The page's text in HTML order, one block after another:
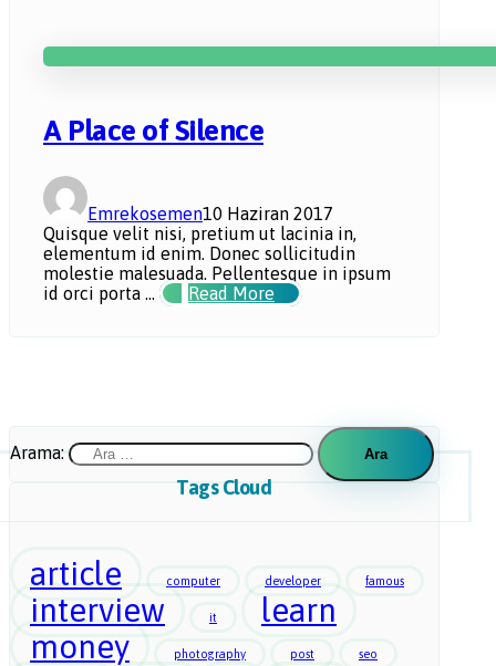
A Place of Silence
Emrekosemen10 Haziran 2017
Quisque velit nisi, pretium ut lacinia in,
elementum id enim. Donec sollicitudin
molestie malesuada. Pellentesque in ipsum
id orci porta ...
Read More
Arama:
Tags Cloud
article computer developer famous
interview it
learn
money
photography post
seo